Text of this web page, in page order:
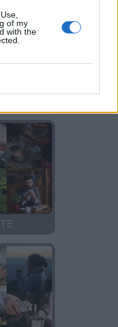
of my
with the
TE